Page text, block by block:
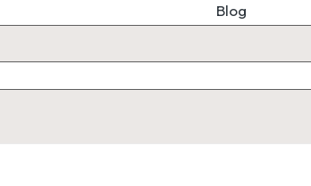
Blog